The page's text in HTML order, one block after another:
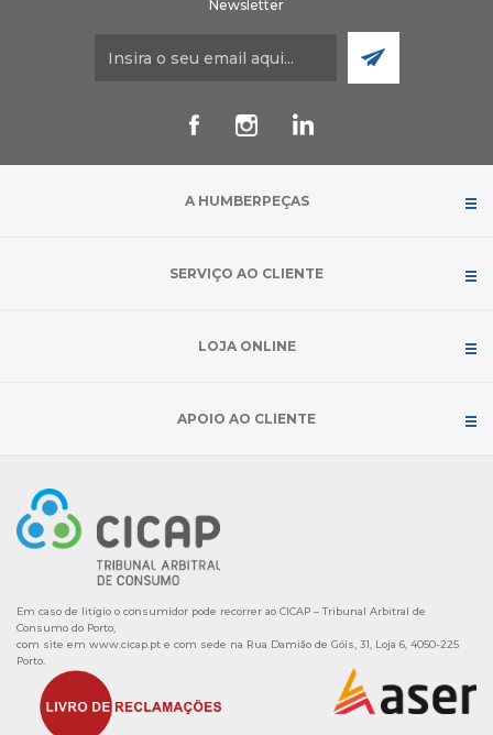
Newsletter
A HUMBERPEÇAS
SERVIÇO AO CLIENTE
LOJA ONLINE
APOIO AO CLIENTE
Em caso de litígio o consumidor pode recorrer ao CICAP – Tribunal Arbitral de
Consumo do Porto,
com site em www.cicap.pt e com sede na Rua Damião de Góis, 31, Loja 6, 4050-225
Porto.